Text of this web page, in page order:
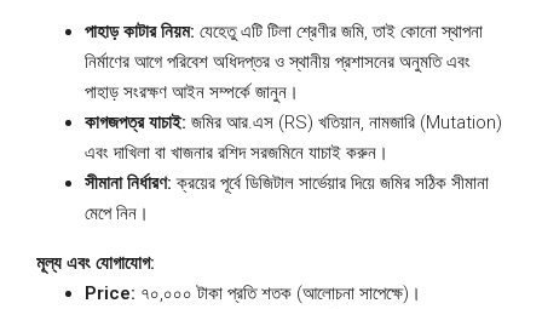
পাহাড় কাটার নিয়ম: যেহেতু এটি টিলা শ্রেণীর জমি, তাই কোনো স্থাপনা
নির্মাণের আগে পরিবেশ অধিদপ্তর ও স্থানীয় প্রশাসনের অনুমতি এবং
পাহাড় সংরক্ষণ আইন সম্পর্কে জানুন।
কাগজপত্র যাচাই: জমির আর.এস (RS) খতিয়ান, নামজারি (Mutation)
এবং দাখিলা বা খাজনার রশিদ সরজমিনে যাচাই করুন।
সীমানা নির্ধারণ: ক্রয়ের পূর্বে ডিজিটাল সার্ভেয়ার দিয়ে জমির সঠিক সীমানা
মেপে নিন।
মূল্য এবং যোগাযোগ:
Price: ৭০,০০০ টাকা প্রতি শতক (আলোচনা সাপেক্ষে)।